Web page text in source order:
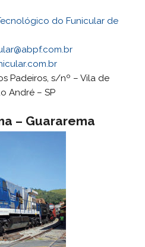
do Funicular de
Padeiros, s/nº – Vila de
André – SP
– Guararema